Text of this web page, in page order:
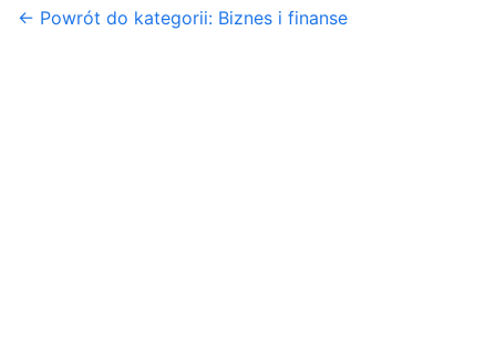
← Powrót do kategorii: Biznes i finanse